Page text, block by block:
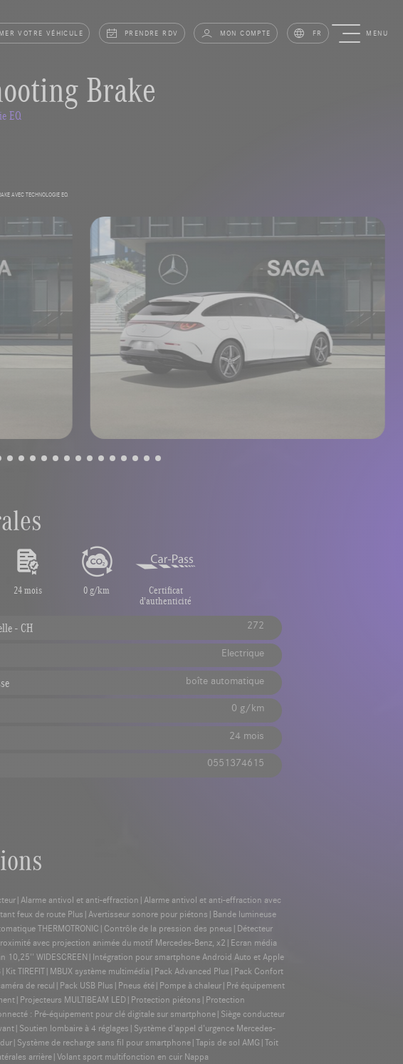
VOTRE VÉHICULE PRENDRE RDV MON COMPTE FR MENU
Brake
EQ
AVEC TECHNOLOGIE EQ
24 mois 0 g/km Certificat
d'authenticité
- CH 272
Electrique
boîte automatique
0 g/km
24 mois
0551374615
antivol et anti-effraction|Alarme antivol et anti-effraction avec
feux de route Plus|Avertisseur sonore pour piétons|Bande lumineuse
THERMOTRONIC|Contrôle de la pression des pneus|Détecteur
avec projection animée du motif Mercedes-Benz, x2|Ecran média
10,25'' WIDESCREEN|Intégration pour smartphone Android Auto et Apple
TIREFIT|MBUX système multimédia|Pack Advanced Plus|Pack Confort
de recul|Pack USB Plus|Pneus été|Pompe à chaleur|Pré équipement
MULTIBEAM LED|Protection piétons|Protection
: Pré-équipement pour clé digitale sur smartphone|Siège conducteur
lombaire à 4 réglages|Système d'appel d'urgence Mercedes-
de recharge sans fil pour smartphone|Tapis de sol AMG|Toit
arrière|Volant sport multifonction en cuir Nappa